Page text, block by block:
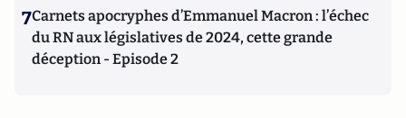
7Carnets apocryphes d’Emmanuel Macron : l’échec
du RN aux législatives de 2024, cette grande
déception - Episode 2